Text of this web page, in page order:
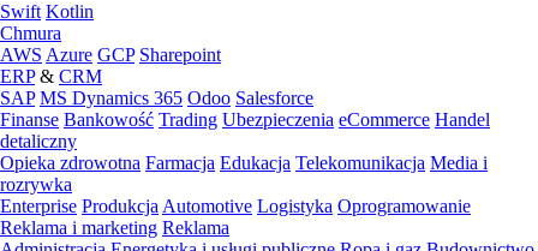
Swift Kotlin
Chmura
AWS Azure GCP Sharepoint
ERP& CRM
SAP MS Dynamics 365 Odoo Salesforce
Finanse Bankowość Trading Ubezpieczenia eCommerce Handel
detaliczny
Opieka zdrowotna Farmacja Edukacja Telekomunikacja Media i
rozrywka
Enterprise Produkcja Automotive Logistyka Oprogramowanie
Reklama i marketing Reklama